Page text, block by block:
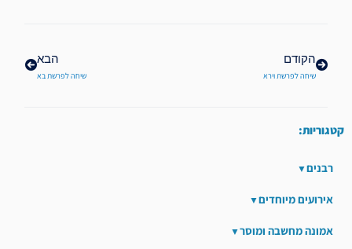
הקודם
שיחה לפרשת וירא
הבא
שיחה לפרשת בא
קטגוריות:
רבנים
אירועים מיוחדים
אמונה מחשבה ומוסר